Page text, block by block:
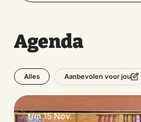
Agenda
Alles Aanbevolen voor jou
t/m 15 Nov.